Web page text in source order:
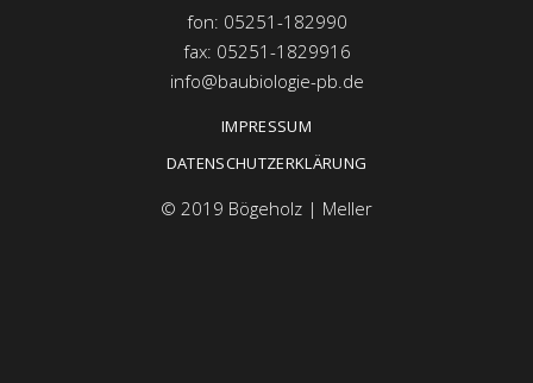
fon: 05251-182990
fax: 05251-1829916
info@baubiologie-pb.de
IMPRESSUM
DATENSCHUTZERKLÄRUNG
© 2019 Bögeholz | Meller